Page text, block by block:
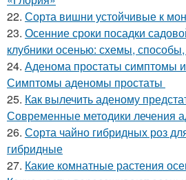
22. Сорта вишни устойчивые к
23. Осенние сроки посадки
клубники осенью: схемы,
24. Аденома простаты симптомы
Симптомы аденомы простаты
25. Как вылечить аденому
Современные методики лечения
26. Сорта чайно гибридных роз
гибридные
27. Какие комнатные растения